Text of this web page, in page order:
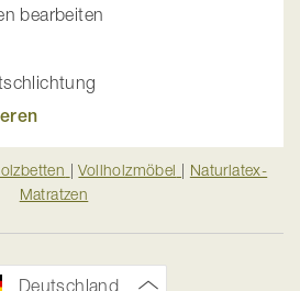
bearbeiten
|Vollholzmöbel | Naturlatex-
Matratzen
Deutschland